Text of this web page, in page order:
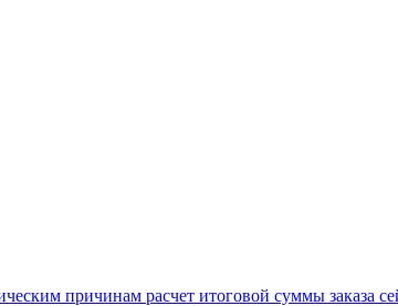
причинам расчет итоговой суммы заказа